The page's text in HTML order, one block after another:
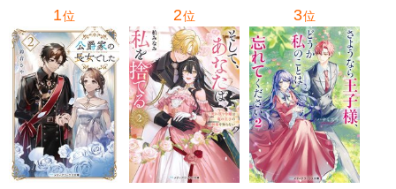
1位 2位 3位